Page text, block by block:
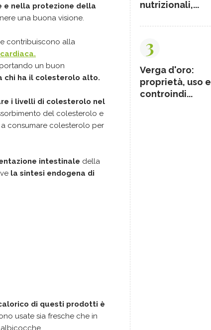
e nella protezione della
una buona visione.
contribuiscono alla
un buon
chi ha il colesterolo alto.
i livelli di colesterolo nel
del colesterolo e
consumare colesterolo per
intestinale della
la sintesi endogena di
di questi prodotti è
usate sia fresche che in
nutrizionali,...
3
Verga d'oro:
proprietà, uso e
controindi...